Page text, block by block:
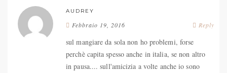
AUDREY
Reply
Febbraio 19, 2016
sul mangiare da sola non ho problemi, forse
perchè capita spesso anche in italia, se non altro
in pausa.... sull'amicizia a volte anche io sono